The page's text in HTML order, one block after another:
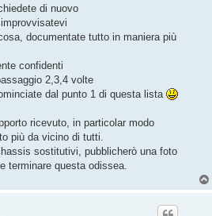
di nuovo
documentate tutto in maniera più
confidenti
2,3,4 volte
dal punto 1 di questa lista
ricevuto, in particolar modo
più da vicino di tutti.
sostitutivi, pubblicherò una foto
terminare questa odissea.